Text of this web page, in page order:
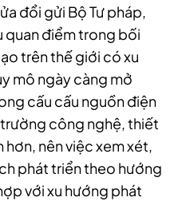
đổi gửi Bộ Tư pháp,
quan điểm trong bối
trên thế giới có xu
mô ngày càng mở
cấu cấu nguồn điện
công nghệ, thiết
nên việc xem xét,
phát triển theo hướng
với xu hướng phát